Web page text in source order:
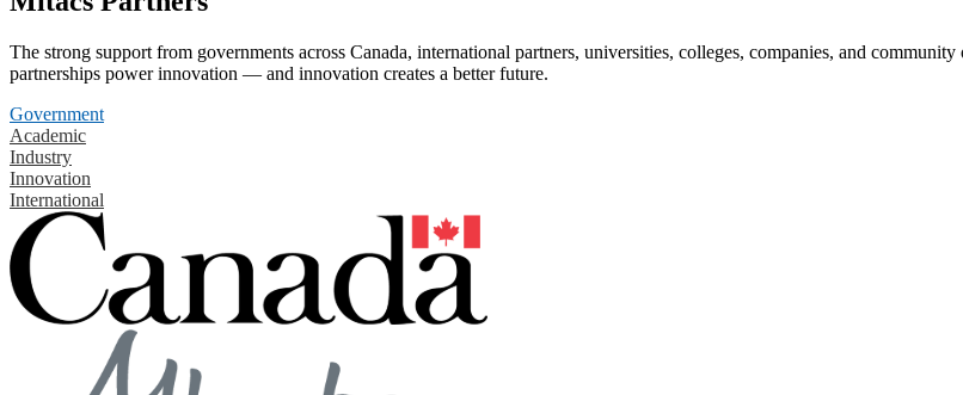
The strong support from governments across Canada, international partners, universities, colleges, companies, and
partnerships power innovation — and innovation creates a better future.
Government
Academic
Industry
Innovation
International